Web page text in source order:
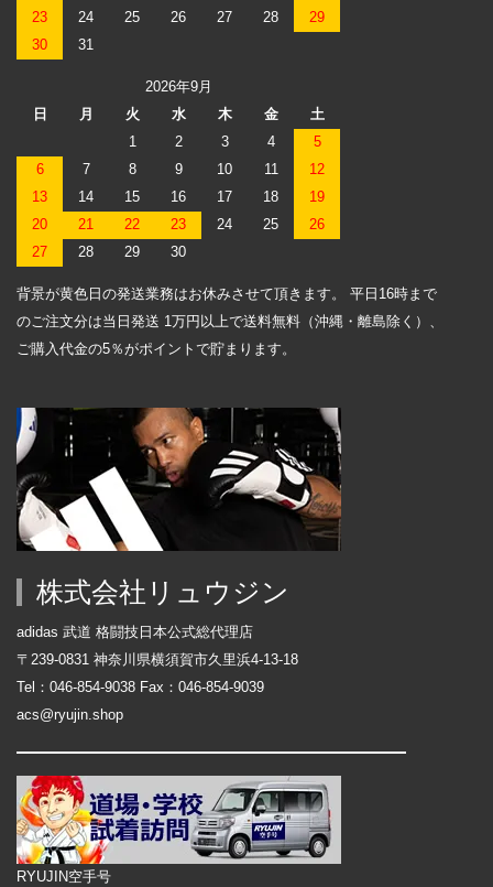
株式会社リュウジン
adidas 武道 格闘技日本公式総代理店
〒239-0831 神奈川県横須賀市久里浜4-13-18
Tel：046-854-9038 Fax：046-854-9039
acs@ryujin.shop
RYUJIN空手号
23
24 25 26 27 28
29
30
31
2026年9月
日
月 火 水 木 金
土
1
2 3 4
5
6
7 8 9 10 11
12
13
14 15 16 17 18
19
20
21 22 23 24 25
26
27
28 29 30
背景が黄色日の発送業務はお休みさせて頂きます。 平日16時まで
のご注文分は当日発送 1万円以上で送料無料（沖縄・離島除く）、
ご購入代金の5％がポイントで貯まります。